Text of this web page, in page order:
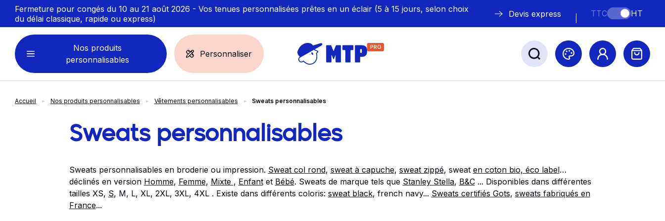
Fermeture pour congés du 10 au 21 août 2026 - Vos tenues personnalisées prêtes en un éclair (5 à 15 jours, selon choix
du délai classique, rapide ou express)
Devis express TTC HT
PRO
Nos produits
personnalisables
VÊTEMENTS
Sweats personnalisables
ACCESSOIRES
Casquette
Chapeau et Bob
Toque et Calot
UNIVERS
Restauration - Hôtellerie
Santé - Bien-être
Artisan / BTP / Industrie
Corporate
Nos marques
Personnaliser
Accueil Nos produits personnalisables Vêtements personnalisables Sweats personnalisables
Sweats personnalisables
Sweats personnalisables en broderie ou impression. Sweat col rond, sweat à capuche, sweat zippé, sweat en coton bio, éco label…
déclinés en version Homme, Femme, Mixte , Enfantet Bébé. Sweats de marque tels que Stanley Stella, B&C... Disponibles dans différentes
tailles XS, S, M, L, XL, 2XL, 3XL, 4XL . Existe dans différents coloris: sweat black, french navy... Sweats certifiés Gots, sweats fabriqués en
France...